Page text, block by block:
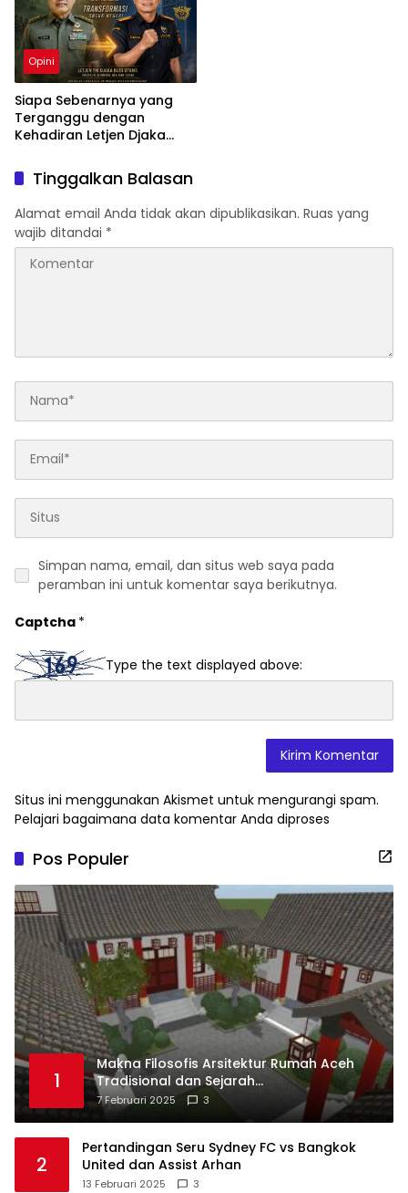
Opini
Siapa Sebenarnya yang
Terganggu dengan
Kehadiran Letjen Djaka
sebagai Dirjen Bea Cukai?
Tinggalkan Balasan
Alamat email Anda tidak akan dipublikasikan. Ruas yang
wajib ditandai *
Simpan nama, email, dan situs web saya pada
peramban ini untuk komentar saya berikutnya.
Captcha *
Type the text displayed above:
Situs ini menggunakan Akismet untuk mengurangi spam.
Pelajari bagaimana data komentar Anda diproses
Pos Populer
1
Makna Filosofis Arsitektur Rumah Aceh
Tradisional dan Sejarah
Perkembangannya
7 Februari 2025 3
2
Pertandingan Seru Sydney FC vs Bangkok
United dan Assist Arhan
13 Februari 2025 3